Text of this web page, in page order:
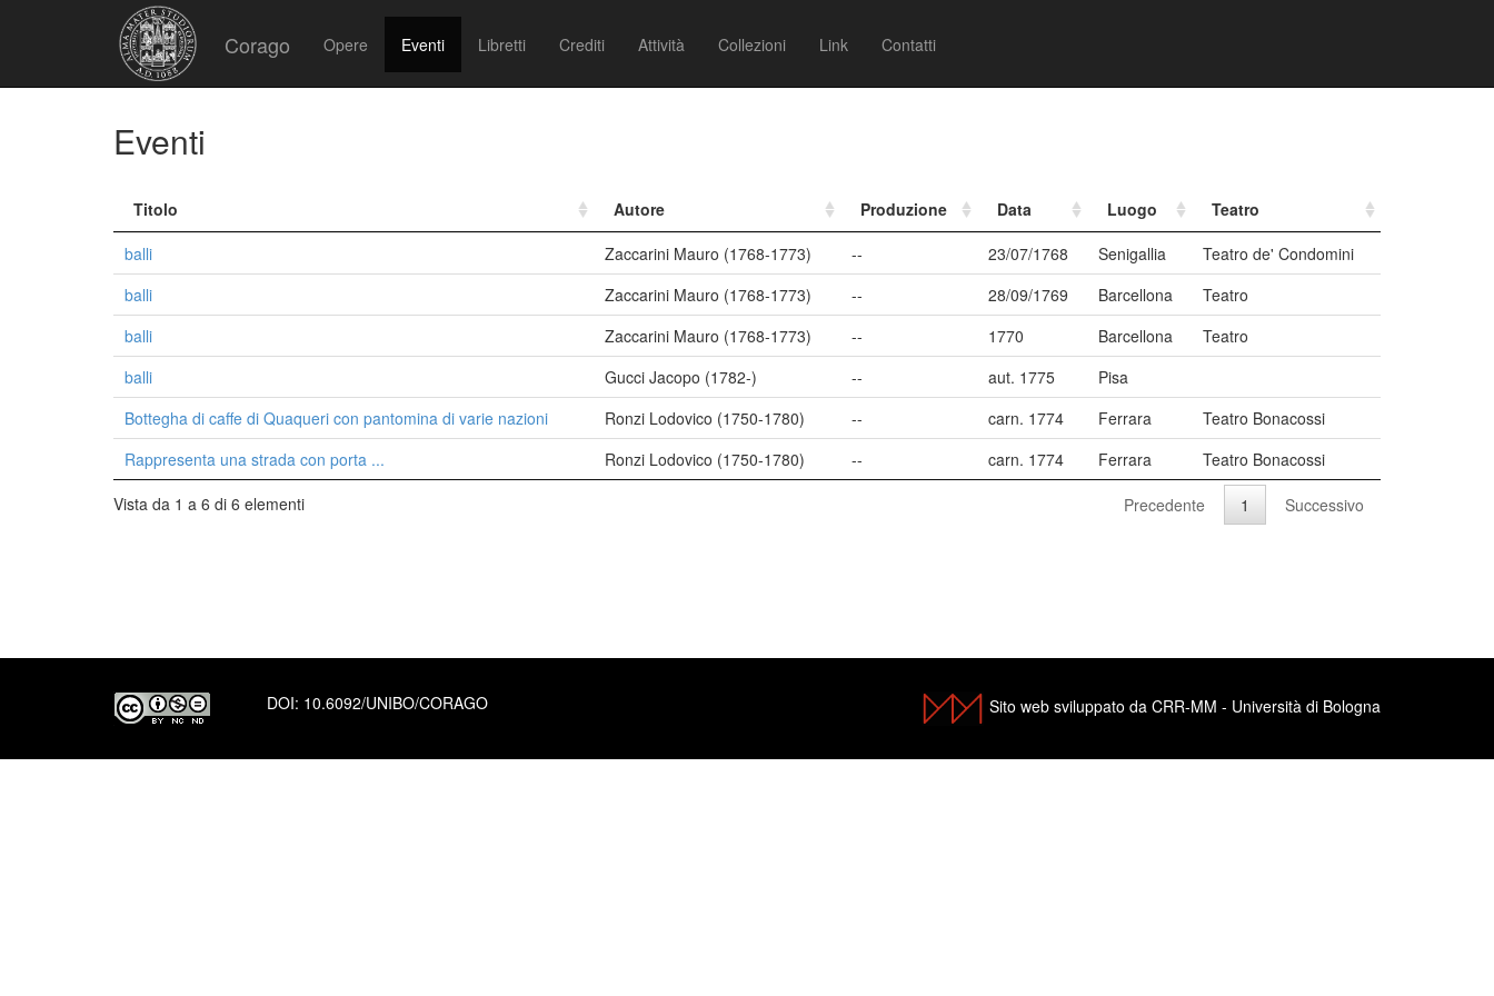
Corago Opere Eventi Libretti Crediti Attività Collezioni Link Contatti
Eventi
Titolo Autore Produzione Data Luogo
Teatro
balli
Zaccarini Mauro (1768-1773) -- 23/07/1768 Senigallia
Teatro de' Condomini
balli
Zaccarini Mauro (1768-1773) -- 28/09/1769 Barcellona
Teatro
balli
Zaccarini Mauro (1768-1773) -- 1770 Barcellona
Teatro
balli
Gucci Jacopo (1782-) -- aut. 1775
Pisa
Bottegha di caffe di Quaqueri con pantomina di varie nazioni
Ronzi Lodovico (1750-1780) -- carn. 1774 Ferrara
Teatro Bonacossi
Rappresenta una strada con porta ...
Ronzi Lodovico (1750-1780) -- carn. 1774 Ferrara
Teatro Bonacossi
Vista da 1 a 6 di 6 elementi
Precedente 1 Successivo
DOI: 10.6092/UNIBO/CORAGO Sito web sviluppato da CRR-MM - Università di Bologna